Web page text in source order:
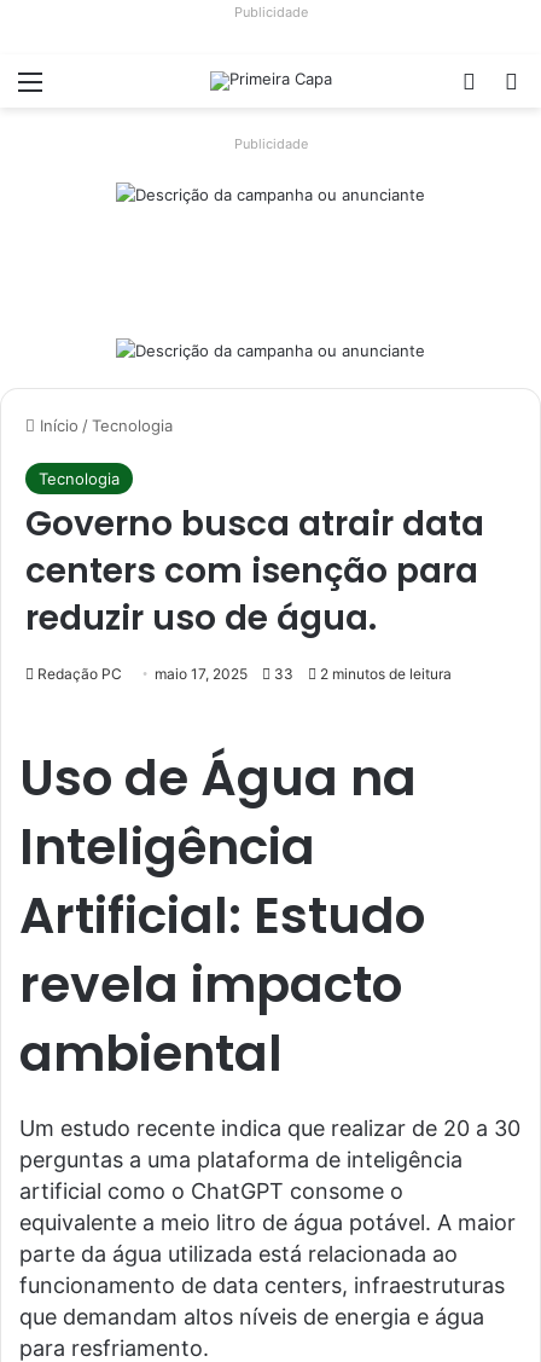
Publicidade
Menu
Publicidade
Início /Tecnologia
Tecnologia
Governo busca atrair data
centers com isenção para
reduzir uso de água.
Redação PC maio 17, 2025 33 2 minutos de leitura
Uso de Água na
Inteligência
Artificial: Estudo
revela impacto
ambiental
Um estudo recente indica que realizar de 20 a 30
perguntas a uma plataforma de inteligência
artificial como o ChatGPT consome o
equivalente a meio litro de água potável. A maior
parte da água utilizada está relacionada ao
funcionamento de data centers, infraestruturas
que demandam altos níveis de energia e água
para resfriamento.